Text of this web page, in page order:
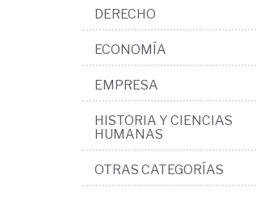
DERECHO
ECONOMÍA
EMPRESA
HISTORIA Y CIENCIAS
HUMANAS
OTRAS CATEGORÍAS